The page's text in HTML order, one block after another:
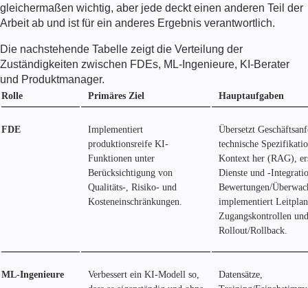
gleichermaßen wichtig, aber jede deckt einen anderen Teil der
Arbeit ab und ist für ein anderes Ergebnis verantwortlich.
Die nachstehende Tabelle zeigt die Verteilung der
Zuständigkeiten zwischen FDEs, ML-Ingenieure, KI-Berater
und Produktmanager.
Rolle Primäres Ziel Hauptaufgaben
FDE
Implementiert
produktionsreife KI-
Funktionen unter
Berücksichtigung von
Qualitäts-, Risiko- und
Kosteneinschränkungen.
Übersetzt
technische
Kontext her (RAG),
Dienste und -
Bewertungen/
implementiert
Zugangskontrollen
Rollout/Rollback.
ML-Ingenieure
Verbessert ein KI-Modell so,
Datensätze,